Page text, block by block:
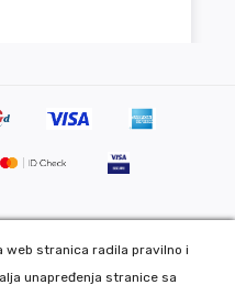
web stranica radila pravilno i
unapređenja stranice sa
All Rights Reserved. Web